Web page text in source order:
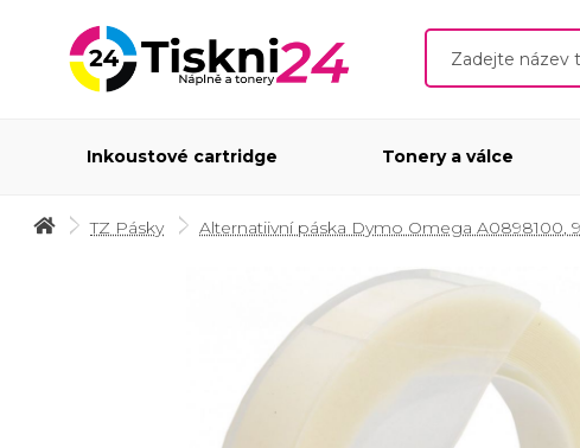
Inkoustové cartridge Tonery a válce
TZ Pásky Alternatiivní páska Dymo Omega A0898100,